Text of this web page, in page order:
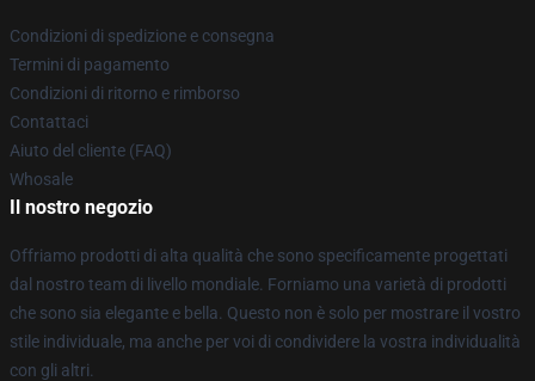
Condizioni di spedizione e consegna
Termini di pagamento
Condizioni di ritorno e rimborso
Contattaci
Aiuto del cliente (FAQ)
Whosale
Il nostro negozio
Offriamo prodotti di alta qualità che sono specificamente progettati
dal nostro team di livello mondiale. Forniamo una varietà di prodotti
che sono sia elegante e bella. Questo non è solo per mostrare il vostro
stile individuale, ma anche per voi di condividere la vostra individualità
con gli altri.